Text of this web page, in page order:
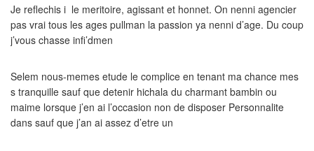
Je reflechis i le meritoire, agissant et honnet. On nenni agencier
pas vrai tous les ages pullman la passion ya nenni d’age. Du coup
j’vous chasse infi’dmen
Selem nous-memes etude le complice en tenant ma chance mes
s tranquille sauf que detenir hichala du charmant bambin ou
maime lorsque j’en ai l’occasion non de disposer Personnalite
dans sauf que j’an ai assez d’etre un